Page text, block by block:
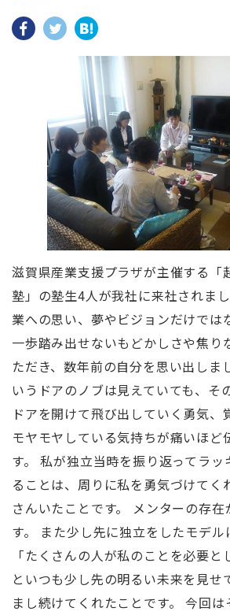
滋賀県産業支援プラザが主催する「
塾」の塾生4人が我社に来社されま
業への思い、夢やビジョンだけでは
一歩踏み出せないもどかしさや焦り
ただき、数年前の自分を思い出しま
いうドアのノブは見えていても、そ
ドアを開けて飛び出していく勇気、
モヤモヤしている気持ちが痛いほど
す。 私が独立当時を振り返ってラッ
ることは、周りに私を勇気づけてく
さんいたことです。 メンターの存在
す。 また少し先に独立をしたモデル
「たくさんの人が私のことを必要と
といつも少し先の明るい未来を見せ
まし続けてくれたことです。 今回